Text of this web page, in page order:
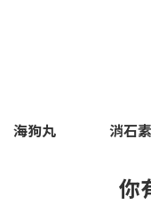
海狗丸 消石素
你